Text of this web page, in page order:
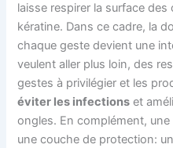
laisse respirer la surface
kératine. Dans ce cadre, la
chaque geste devient une
veulent aller plus loin, des
gestes à privilégier et les
éviter les infections et
ongles. En complément,
une couche de protection: un